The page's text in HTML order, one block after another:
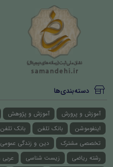
دسته‌بندی‌ها
آموزش و پرورش آموزش و پژوهش
اینفوموشن
بانک تلفن بانک تلفن
تخصصی مشترک
دین و زندگی عمومی
رشته ریاضی
زیست شناسی عربی